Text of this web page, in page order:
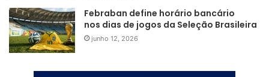
Febraban define horário bancário
nos dias de jogos da Seleção Brasileira
junho 12, 2026